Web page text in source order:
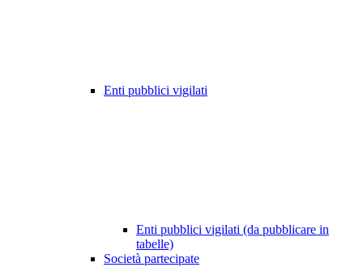
Enti pubblici vigilati
Enti pubblici vigilati (da pubblicare in
tabelle)
Società partecipate